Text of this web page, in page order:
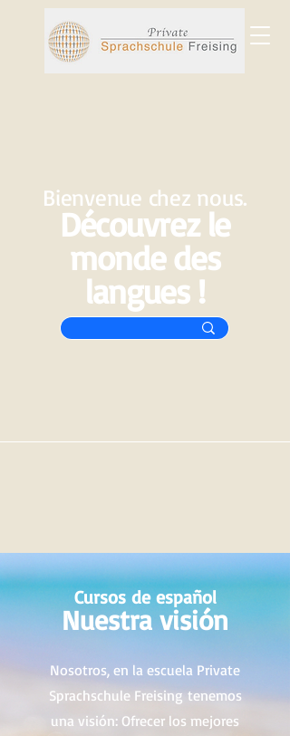
Bienvenue chez nous.
Découvrez le
monde des
langues !
Cursos de español
Nuestra visión
Nosotros, en la escuela Private
Sprachschule Freising tenemos
una visión: Ofrecer los mejores